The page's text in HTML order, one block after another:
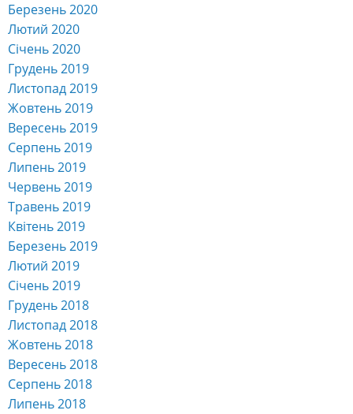
Березень 2020
Лютий 2020
Січень 2020
Грудень 2019
Листопад 2019
Жовтень 2019
Вересень 2019
Серпень 2019
Липень 2019
Червень 2019
Травень 2019
Квітень 2019
Березень 2019
Лютий 2019
Січень 2019
Грудень 2018
Листопад 2018
Жовтень 2018
Вересень 2018
Серпень 2018
Липень 2018